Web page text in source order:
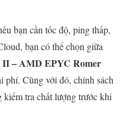
bạn cần tốc độ, ping thấp,
bạn có thể chọn giữa
II – AMD EPYC Romer
phí. Cùng với đó, chính sách
kiểm tra chất lượng trước khi